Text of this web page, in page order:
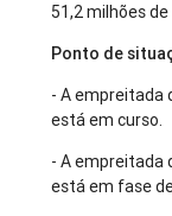
51,2 milhões
Ponto de
- A empreitada
está em curso.
- A empreitada
está em fase